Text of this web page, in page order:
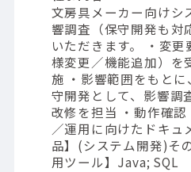
文房具メーカー向けシ
響調査（保守開発も対
いただきます。 ・変
様変更／機能追加）を
施 ・影響範囲をもと
守開発として、影響調
改修を担当 ・動作確
／運用に向けたドキ
品】(システム開発)そ
用ツール】Java; SQL